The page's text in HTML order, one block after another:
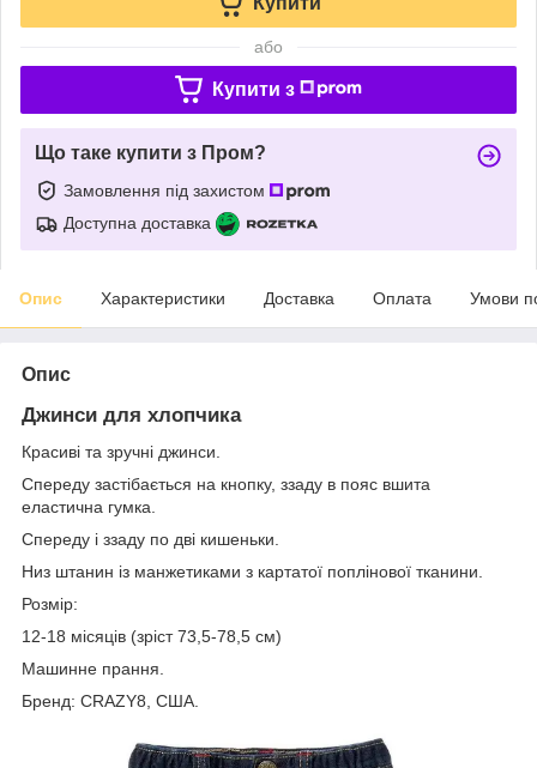
або
Купити з
Що таке купити з Пром?
Замовлення під захистом
Доступна доставка
Опис Характеристики Доставка Оплата Умови
Опис
Джинси для хлопчика
Красиві та зручні джинси.
Спереду застібається на кнопку, ззаду в пояс вшита
еластична гумка.
Спереду і ззаду по дві кишеньки.
Низ штанин із манжетиками з картатої поплінової тканини.
Розмір:
12-18 місяців (зріст 73,5-78,5 см)
Машинне прання.
Бренд: CRAZY8, США.